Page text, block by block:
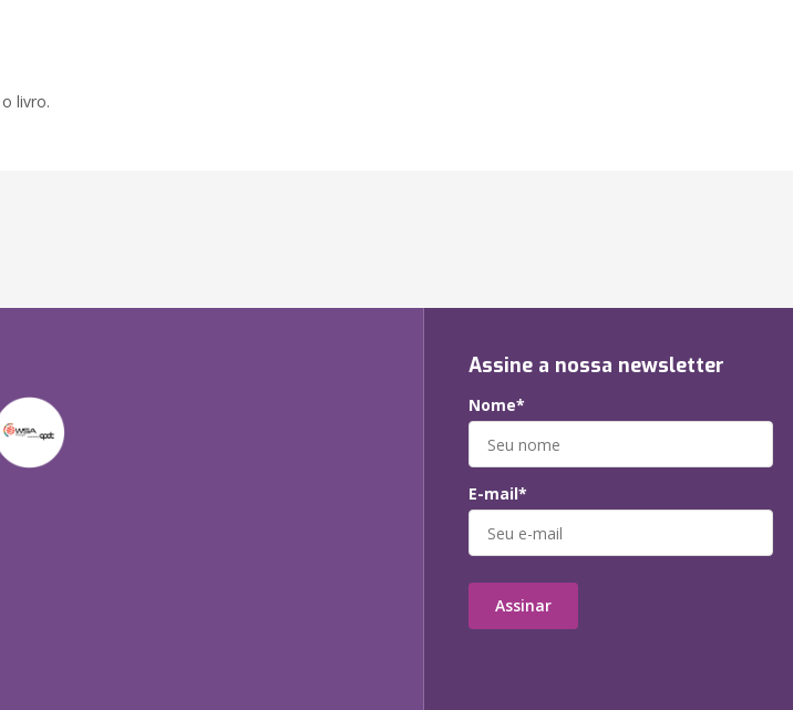
livro.
Assine a nossa newsletter
Nome*
E-mail*
Assinar